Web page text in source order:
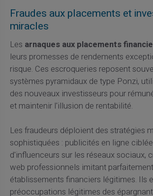
Fraudes aux placements et
miracles
Les arnaques aux placements
leurs promesses de rendements
risque. Ces escroqueries reposent
systèmes pyramidaux de type Ponzi,
des nouveaux investisseurs pour
et maintenir l'illusion de rentabilité.
Les fraudeurs déploient des stratégies
sophistiquées : publicités en ligne
d'influenceurs sur les réseaux sociaux,
web professionnels imitant
établissements financiers légitimes. Ils
préoccupations légitimes des